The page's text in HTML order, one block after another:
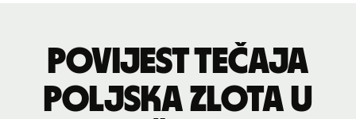
Povijest tečaja
poljska zlota u